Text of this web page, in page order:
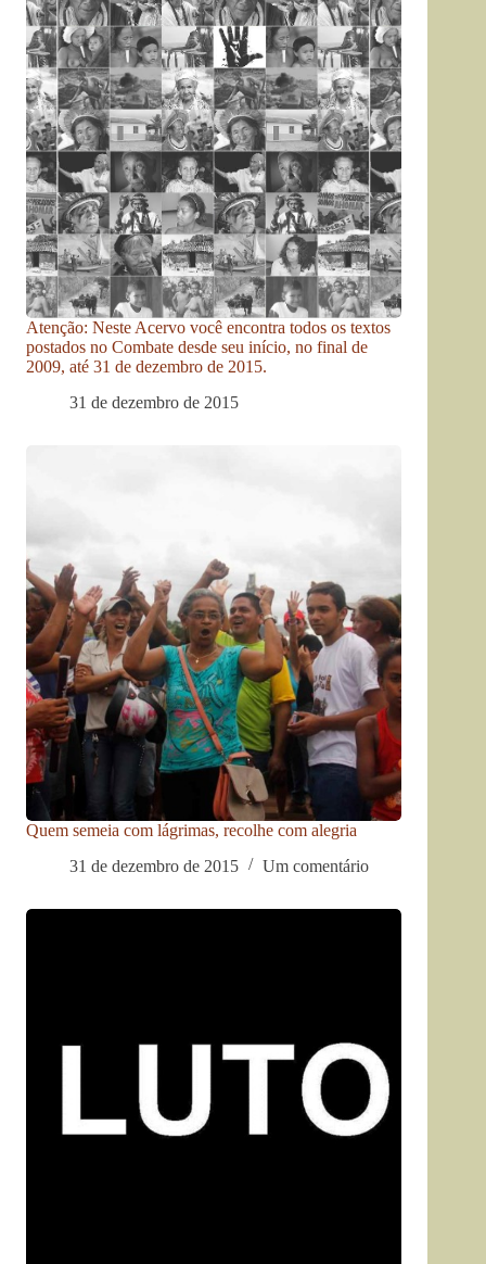
Atenção: Neste Acervo você encontra todos os textos
postados no Combate desde seu início, no final de
2009, até 31 de dezembro de 2015.
31 de dezembro de 2015
Quem semeia com lágrimas, recolhe com alegria
31 de dezembro de 2015
Um comentário